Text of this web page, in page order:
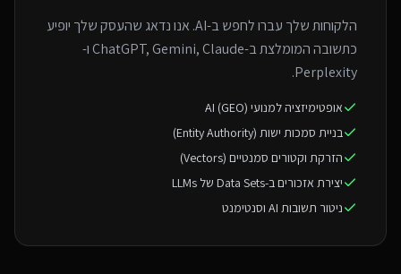
הלקוחות שלך עברו לחפש ב-AI. אנו נדאג שהעסק שלך יופיע
כתשובה המומלצת ב-ChatGPT, Gemini, Claude ו-
Perplexity.
אופטימיזציה למנועי AI (GEO)
בניית סמכות ישות (Entity Authority)
הזרקת וקטורים סמנטיים (Vectors)
יצירת אזכורים ב-Data Sets של LLMs
ניטור תשובות AI וסנטימנט